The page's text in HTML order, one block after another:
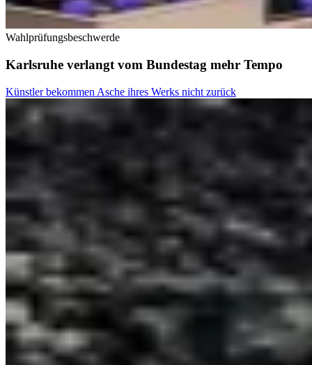
Wahlprüfungsbeschwerde
Karlsruhe verlangt vom Bundestag mehr Tempo
Künstler bekommen Asche ihres Werks nicht zurück